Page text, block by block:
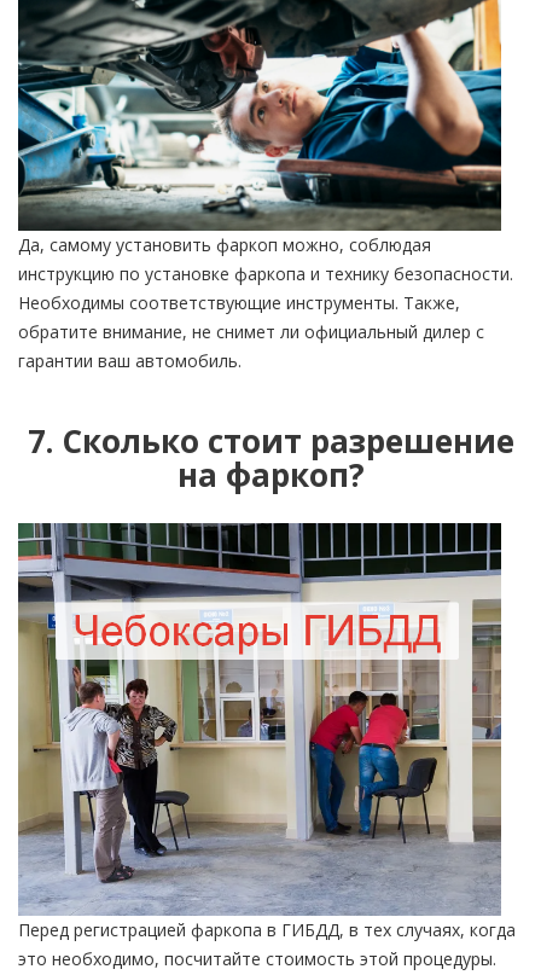
Да, самому установить фаркоп можно, соблюдая
инструкцию по установке фаркопа и технику безопасности.
Необходимы соответствующие инструменты. Также,
обратите внимание, не снимет ли официальный дилер с
гарантии ваш автомобиль.
7. Сколько стоит разрешение
на фаркоп?
Перед регистрацией фаркопа в ГИБДД, в тех случаях, когда
это необходимо, посчитайте стоимость этой процедуры.